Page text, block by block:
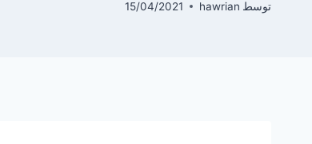
توسط hawrian
15/04/2021